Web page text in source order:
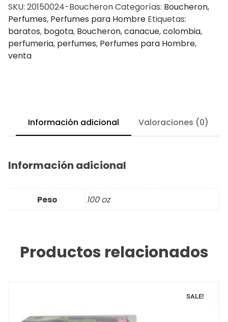
SKU: 20150024-BoucheronCategorías: Boucheron,
Perfumes, Perfumes para Hombre Etiquetas:
baratos, bogota, Boucheron,canacue,colombia,
perfumeria, perfumes, Perfumes para Hombre,
venta
Información adicional Valoraciones (0)
Información adicional
Peso 100 oz
Productos relacionados
SALE!